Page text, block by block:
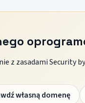
z zasadami Security
własną domenę